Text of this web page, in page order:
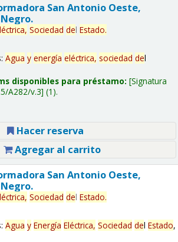
San Antonio Oeste,
Sociedad del Estado.
Agua y energía eléctrica, sociedad del
disponibles para préstamo: Signatura
A282/v.3 (1).
Hacer reserva
Agregar al carrito
San Antonio Oeste,
Sociedad del Estado.
Agua y Energía Eléctrica, Sociedad del Estado,